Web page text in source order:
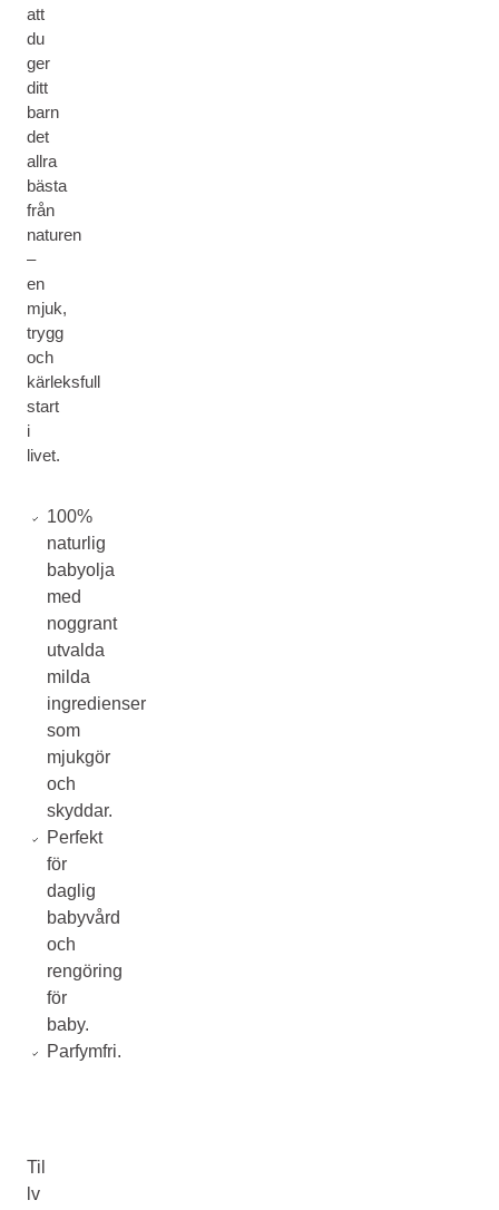
att
du
ger
ditt
barn
det
allra
bästa
från
naturen
–
en
mjuk,
trygg
och
kärleksfull
start
i
livet.
100%
naturlig
babyolja
med
noggrant
utvalda
milda
ingredienser
som
mjukgör
och
skyddar.
Perfekt
för
daglig
babyvård
och
rengöring
för
baby.
Parfymfri.
Til
lv